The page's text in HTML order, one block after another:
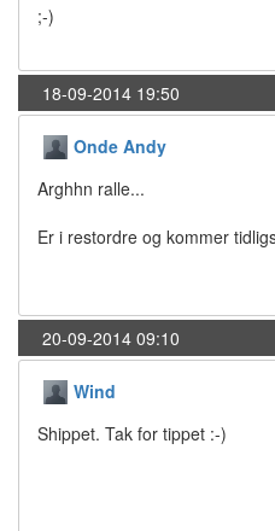
;-)
18-09-2014 19:50
Onde Andy
Arghhn ralle...
Er i restordre og kommer
20-09-2014 09:10
Wind
Shippet. Tak for tippet :-)